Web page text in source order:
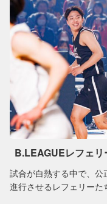
B.LEAGUEレフェ
試合が白熱する中で、
進行させるレフェリーた